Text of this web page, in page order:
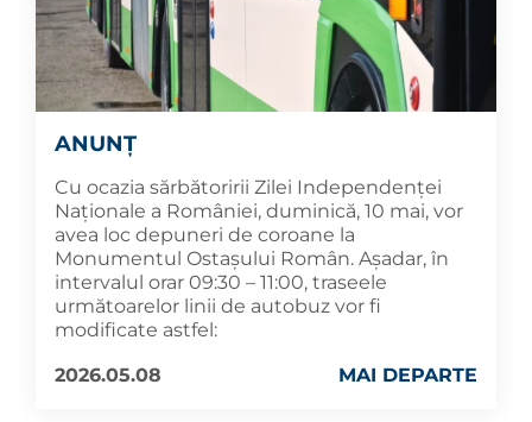
ANUNȚ
Cu ocazia sărbătoririi Zilei Independenței
Naționale a României, duminică, 10 mai, vor
avea loc depuneri de coroane la
Monumentul Ostașului Român. Așadar, în
intervalul orar 09:30 – 11:00, traseele
următoarelor linii de autobuz vor fi
modificate astfel:
2026.05.08
MAI DEPARTE